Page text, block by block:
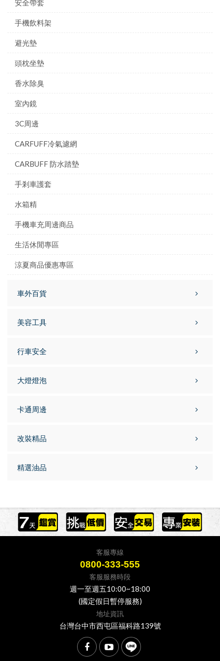
安全帶套
手機飲料架
避光墊
頭枕坐墊
香水除臭
室內鏡
3C周邊
CARFUFF冷氣濾網
CARBUFF 防水踏墊
手剎車護套
水箱精
手機車充周邊商品
生活休閒專區
涼夏商品優惠專區
車外百貨
美容工具
行車安全
大燈燈泡
卡通周邊
改裝精品
精選油品
客服專線
0800-333-555
客服服務時段
週一至週五10:00~18:00
(國定假日暫停服務)
地址資訊
台灣台中市西屯區福科路139號